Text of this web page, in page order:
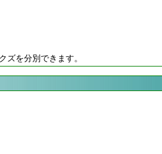
ズを分別できます。